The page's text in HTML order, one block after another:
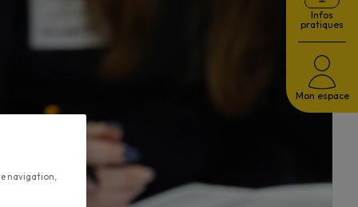
Infos
pratiques
Mon espace
navigation,